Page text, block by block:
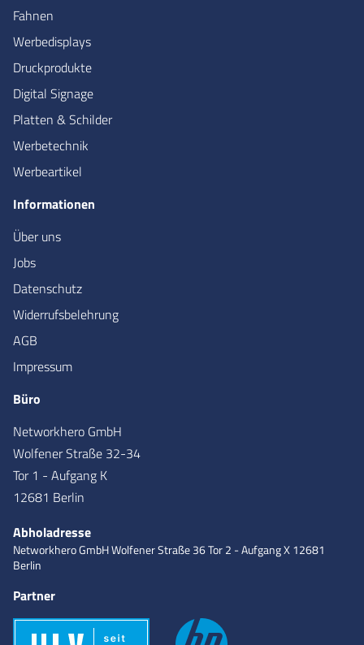
Fahnen
Werbedisplays
Druckprodukte
Digital Signage
Platten & Schilder
Werbetechnik
Werbeartikel
Informationen
Über uns
Jobs
Datenschutz
Widerrufsbelehrung
AGB
Impressum
Büro
Networkhero GmbH
Wolfener Straße 32-34
Tor 1 - Aufgang K
12681 Berlin
Abholadresse
Networkhero GmbHWolfener Straße 36Tor 2 - Aufgang X12681
Berlin
Partner